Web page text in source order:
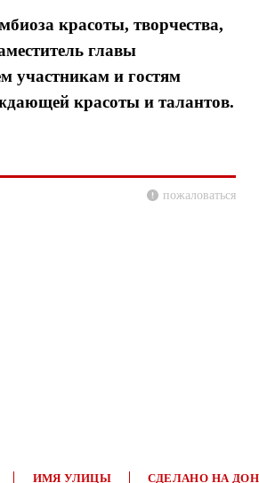
красоты, творчества,
главы
участникам и гостям
красоты и талантов.
пожаловаться
ИМЯ УЛИЦЫ СДЕЛАНО НА